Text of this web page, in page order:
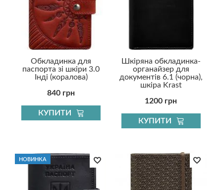
Обкладинка для
паспорта зі шкіри 3.0
Інді (коралова)
840 грн
КУПИТИ
Шкіряна обкладинка-
органайзер для
документів 6.1 (чорна),
шкіра Krast
1200 грн
КУПИТИ
НОВИНКА